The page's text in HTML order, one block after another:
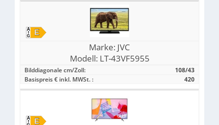
Marke: JVC
Modell: LT-43VF5955
Bilddiagonale cm/Zoll:
108/43
Basispreis € inkl. MWSt. :
420